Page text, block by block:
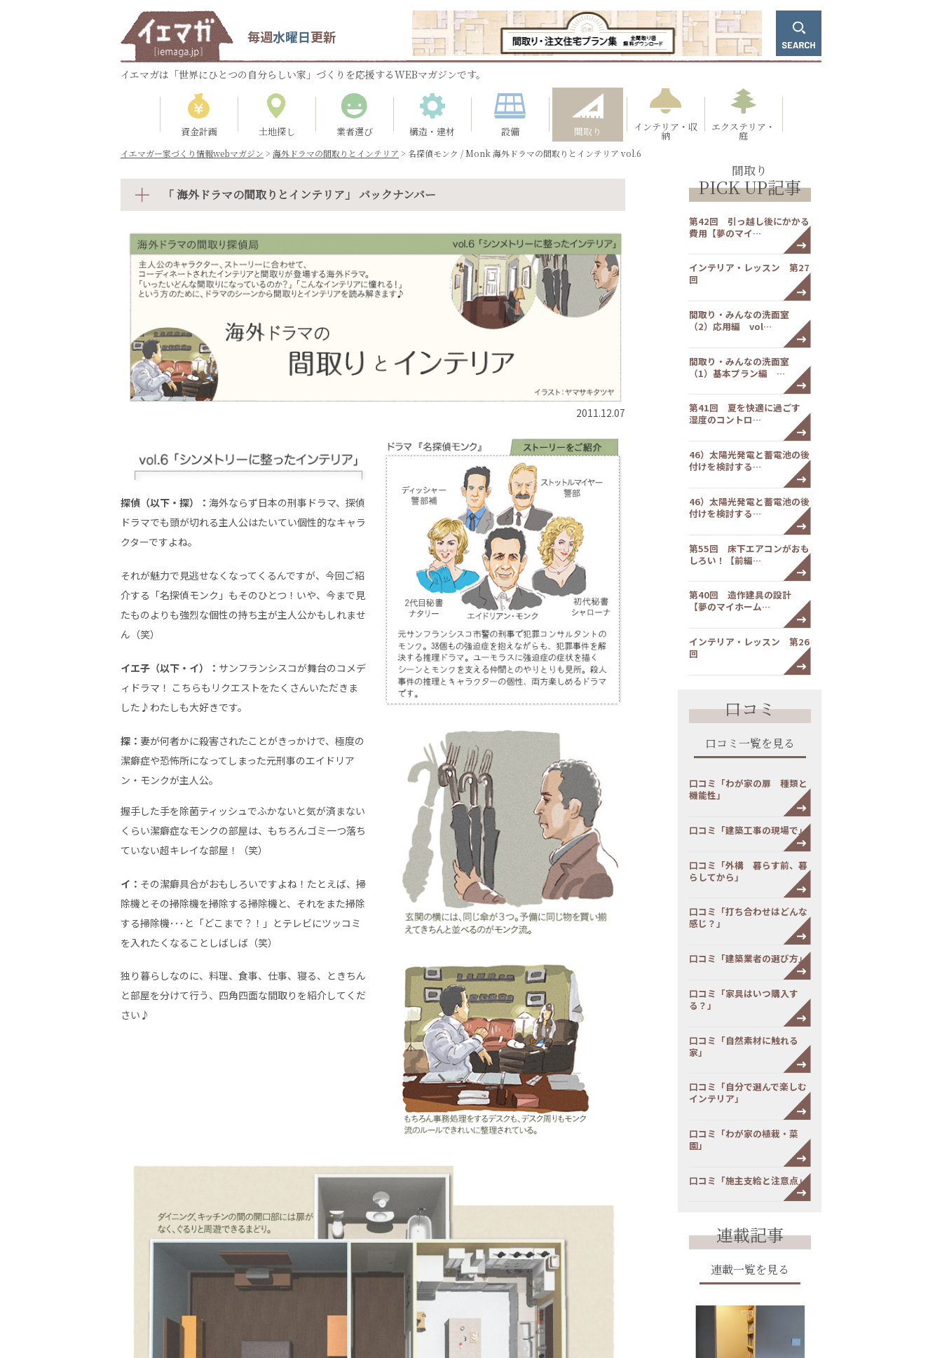
毎週水曜日更新
イエマガは「世界にひとつの自分らしい家」づくりを応援するWEBマガジンです。
資金計画 土地探し 業者選び 構造・建材 設備 間取り インテリア・収
納
エクステリア・
庭
イエマガー家づくり情報webマガジン > 海外ドラマの間取りとインテリア > 名探偵モンク / Monk 海外ドラマの間取りとインテリア vol.6
「 海外ドラマの間取りとインテリア」 バックナンバー
2011.12.07
探偵（以下・探）： 海外ならず日本の刑事ドラマ、探偵
ドラマでも頭が切れる主人公はたいてい個性的なキャラ
クターですよね。
それが魅力で見逃せなくなってくるんですが、今回ご紹
介する「名探偵モンク」もそのひとつ！いや、今まで見
たものよりも強烈な個性の持ち主が主人公かもしれませ
ん（笑）
イエ子（以下・イ）： サンフランシスコが舞台のコメデ
ィドラマ！ こちらもリクエストをたくさんいただきま
した♪わたしも大好きです。
探： 妻が何者かに殺害されたことがきっかけで、極度の
潔癖症や恐怖所になってしまった元刑事のエイドリア
ン・モンクが主人公。
握手した手を除菌ティッシュでふかないと気が済まない
くらい潔癖症なモンクの部屋は、もちろんゴミ一つ落ち
ていない超キレイな部屋！（笑）
イ： その潔癖具合がおもしろいですよね！たとえば、掃
除機とその掃除機を掃除する掃除機と、それをまた掃除
する掃除機･･･と「どこまで？！」とテレビにツッコミ
を入れたくなることしばしば（笑）
独り暮らしなのに、料理、食事、仕事、寝る、ときちん
と部屋を分けて行う、四角四面な間取りを紹介してくだ
さい♪
間取り
PICK UP記事
第42回 引っ越し後にかかる
費用【夢のマイ…
インテリア・レッスン 第27
回
間取り・みんなの洗面室
（2）応用編 vol…
間取り・みんなの洗面室
（1）基本プラン編 …
第41回 夏を快適に過ごす
湿度のコントロ…
46）太陽光発電と蓄電池の後
付けを検討する…
46）太陽光発電と蓄電池の後
付けを検討する…
第55回 床下エアコンがおも
しろい！【前編…
第40回 造作建具の設計
【夢のマイホーム…
インテリア・レッスン 第26
回
口コミ
口コミ一覧を見る
口コミ「わが家の扉 種類と
機能性」
口コミ「建築工事の現場で」
口コミ「外構 暮らす前、暮
らしてから」
口コミ「打ち合わせはどんな
感じ？」
口コミ「建築業者の選び方」
口コミ「家具はいつ購入す
る？」
口コミ「自然素材に触れる
家」
口コミ「自分で選んで楽しむ
インテリア」
口コミ「わが家の植栽・菜
園」
口コミ「施主支給と注意点」
連載記事
連載一覧を見る